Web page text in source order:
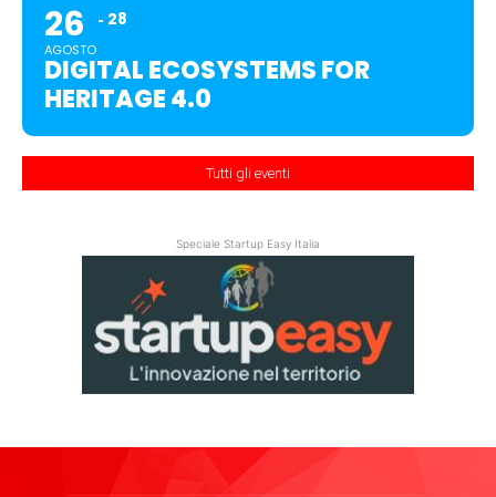
26
AGOSTO
28
DIGITAL ECOSYSTEMS FOR
HERITAGE 4.0
Tutti gli eventi
Speciale Startup Easy Italia